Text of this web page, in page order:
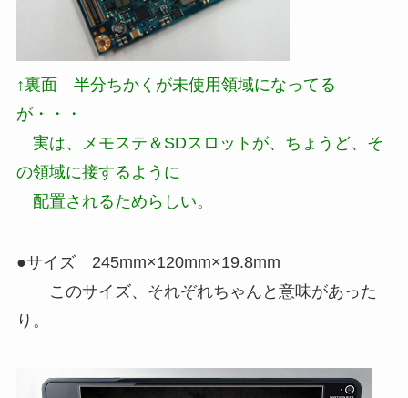
↑裏面 半分ちかくが未使用領域になってる
が・・・
実は、メモステ＆SDスロットが、ちょうど、そ
の領域に接するように
配置されるためらしい。
●サイズ 245mm×120mm×19.8mm
このサイズ、それぞれちゃんと意味があった
り。